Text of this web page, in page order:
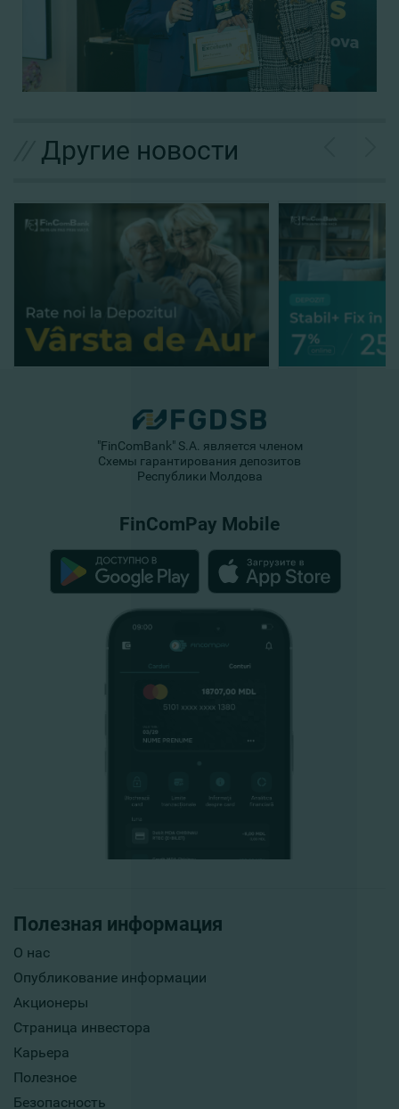
Другие новости
Полезная информация
О нас
Опубликование информации
Акционеры
Страница инвестора
Карьера
Полезное
Безопасность
"FinComBank" S.A. является членом
Схемы гарантирования депозитов
Республики Молдова
FinComPay Mobile